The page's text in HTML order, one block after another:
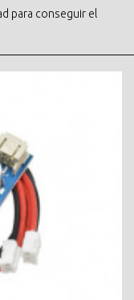
para conseguir el